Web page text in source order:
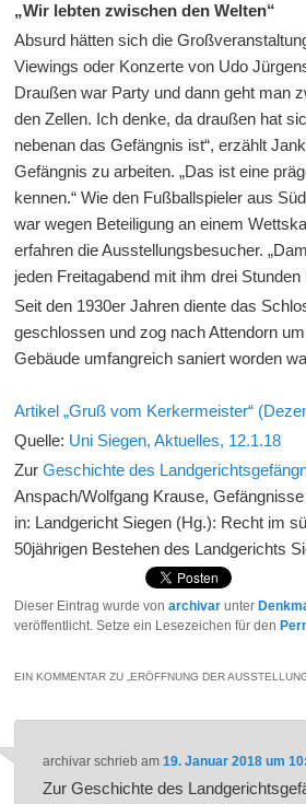
„Wir lebten zwischen den Welten“
Absurd hätten sich die
Viewings oder Konzerte von Udo
Draußen war Party und dann geht man
den Zellen. Ich denke, da draußen hat
nebenan das Gefängnis ist“, erzählt
Gefängnis zu arbeiten. „Das ist eine
kennen.“ Wie den Fußballspieler aus
war wegen Beteiligung an einem
erfahren die Ausstellungsbesucher.
jeden Freitagabend mit ihm drei
Seit den 1930er Jahren diente das
geschlossen und zog nach Attendorn
Gebäude umfangreich saniert worden
Artikel „Gruß vom Kerkermeister“
Quelle: Uni Siegen, Aktuelles, 12.1.18
ZurGeschichte des
Anspach/Wolfgang Krause,
in: Landgericht Siegen (Hg.): Recht im
50jährigen Bestehen des Landgerichts
Dieser Eintrag wurde vonarchivar unter
veröffentlicht. Setze ein Lesezeichen für den
EIN KOMMENTAR ZU „ERÖFFNUNG DER
archivar schrieb am 19. Januar 2018 um
Zur Geschichte des